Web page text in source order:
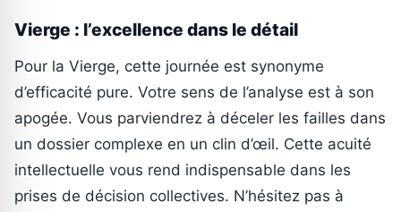
Vierge : l’excellence dans le détail
Pour la Vierge, cette journée est synonyme
d’efficacité pure. Votre sens de l’analyse est à son
apogée. Vous parviendrez à déceler les failles dans
un dossier complexe en un clin d’œil. Cette acuité
intellectuelle vous rend indispensable dans les
prises de décision collectives. N’hésitez pas à